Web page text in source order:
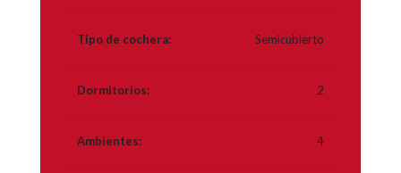
Tipo de cochera: Semicubierto
Dormitorios: 2
Ambientes: 4